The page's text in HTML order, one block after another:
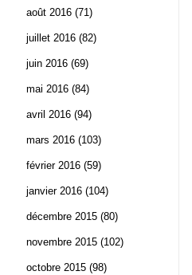
août 2016 (71)
juillet 2016 (82)
juin 2016 (69)
mai 2016 (84)
avril 2016 (94)
mars 2016 (103)
février 2016 (59)
janvier 2016 (104)
décembre 2015 (80)
novembre 2015 (102)
octobre 2015 (98)